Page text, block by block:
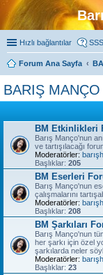
Hızlı bağlantılar SSS
Forum Ana Sayfa
BARIŞ
BM Etkinlikleri
Barış Manço'nun
ve tartışılacağı
Moderatörler:
Başlıklar: 205
BM Eserleri
Barış Manço'nun
çalışmalarını
Moderatörler:
Başlıklar: 208
BM Şarkıları
Barış Manço'nun
her şarkı için özel
şarkılarda neler
Moderatörler:
Başlıklar: 23